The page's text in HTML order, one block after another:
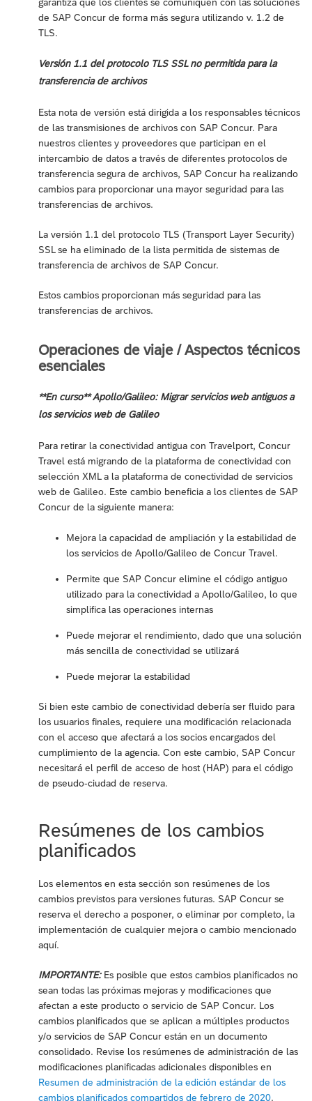
garantiza que los clientes se comuniquen con las soluciones
de SAP Concur de forma más segura utilizando v. 1.2 de
TLS.
Versión 1.1 del protocolo TLS SSL no permitida para la
transferencia de archivos
Esta nota de versión está dirigida a los responsables técnicos
de las transmisiones de archivos con SAP Concur. Para
nuestros clientes y proveedores que participan en el
intercambio de datos a través de diferentes protocolos de
transferencia segura de archivos, SAP Concur ha realizando
cambios para proporcionar una mayor seguridad para las
transferencias de archivos.
La versión 1.1 del protocolo TLS (Transport Layer Security)
SSL se ha eliminado de la lista permitida de sistemas de
transferencia de archivos de SAP Concur.
Estos cambios proporcionan más seguridad para las
transferencias de archivos.
Operaciones de viaje / Aspectos técnicos
esenciales
**En curso** Apollo/Galileo: Migrar servicios web antiguos a
los servicios web de Galileo
Para retirar la conectividad antigua con Travelport, Concur
Travel está migrando de la plataforma de conectividad con
selección XML a la plataforma de conectividad de servicios
web de Galileo. Este cambio beneficia a los clientes de SAP
Concur de la siguiente manera:
Mejora la capacidad de ampliación y la estabilidad de
los servicios de Apollo/Galileo de Concur Travel.
Permite que SAP Concur elimine el código antiguo
utilizado para la conectividad a Apollo/Galileo, lo que
simplifica las operaciones internas
Puede mejorar el rendimiento, dado que una solución
más sencilla de conectividad se utilizará
Puede mejorar la estabilidad
Si bien este cambio de conectividad debería ser fluido para
los usuarios finales, requiere una modificación relacionada
con el acceso que afectará a los socios encargados del
cumplimiento de la agencia. Con este cambio, SAP Concur
necesitará el perfil de acceso de host (HAP) para el código
de pseudo-ciudad de reserva.
Resúmenes de los cambios
planificados
Los elementos en esta sección son resúmenes de los
cambios previstos para versiones futuras. SAP Concur se
reserva el derecho a posponer, o eliminar por completo, la
implementación de cualquier mejora o cambio mencionado
aquí.
IMPORTANTE:Es posible que estos cambios planificados no
sean todas las próximas mejoras y modificaciones que
afectan a este producto o servicio de SAP Concur. Los
cambios planificados que se aplican a múltiples productos
y/o servicios de SAP Concur están en un documento
consolidado. Revise los resúmenes de administración de las
modificaciones planificadas adicionales disponibles en
Resumen de administración de la edición estándar de los
cambios planificados compartidos de febrero de 2020.